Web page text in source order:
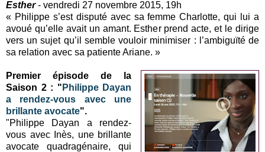
Esther- vendredi 27 novembre 2015, 19h
« Philippe s’est disputé avec sa femme Charlotte, qui lui a
avoué qu’elle avait un amant. Esther prend acte, et le dirige
vers un sujet qu’il semble vouloir minimiser : l’ambiguïté de
sa relation avec sa patiente Ariane. »
Premier épisode de la
Saison 2 : " Philippe Dayan
a rendez-vous avec une
brillante avocate".
"Philippe Dayan a rendez-
vous avec Inès, une brillante
avocate quadragénaire, qui